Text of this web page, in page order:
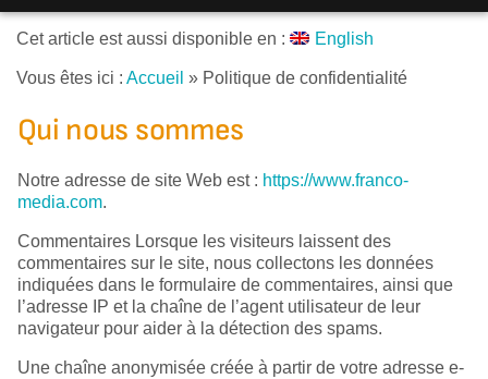
Cet article est aussi disponible en : English
Vous êtes ici : Accueil » Politique de confidentialité
Qui nous sommes
Notre adresse de site Web est : https://www.franco-
media.com.
Commentaires Lorsque les visiteurs laissent des
commentaires sur le site, nous collectons les données
indiquées dans le formulaire de commentaires, ainsi que
l’adresse IP et la chaîne de l’agent utilisateur de leur
navigateur pour aider à la détection des spams.
Une chaîne anonymisée créée à partir de votre adresse e-